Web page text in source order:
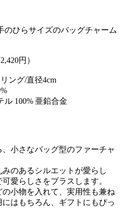
のひらサイズのバッグチャーム
円）
ング/直径4cm
亜鉛合金
小さなバッグ型のファーチャ
のあるシルエットが愛らし
愛らしさをプラスします。
小物を入れて、実用性も兼ね
はもちろん、ギフトにもぴっ